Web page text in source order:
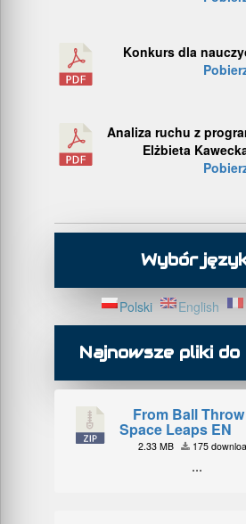
Konkurs dla
Analiza ruchu z
Elżbieta
Wybór
Polski English
Najnowsze pliki do
From Ball
Space Leaps EN
2.33 MB 175
...